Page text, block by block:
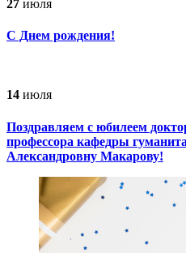
27 июля
С Днем рождения!
14 июля
Поздравляем с юбилеем
профессора кафедры
Александровну Макарову!